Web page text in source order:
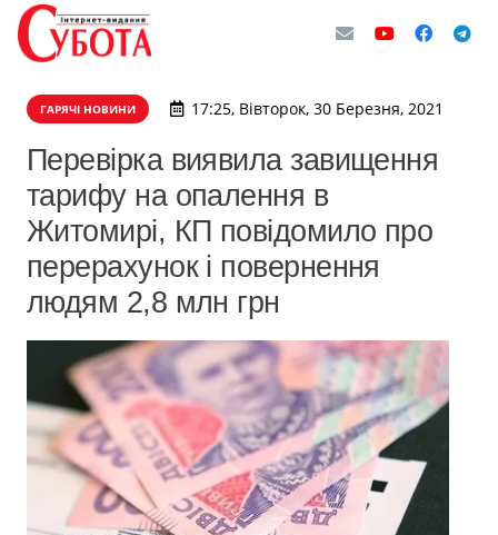
ГАРЯЧІ НОВИНИ 17:25, Вівторок, 30 Березня, 2021
Перевірка виявила завищення
тарифу на опалення в
Житомирі, КП повідомило про
перерахунок і повернення
людям 2,8 млн грн